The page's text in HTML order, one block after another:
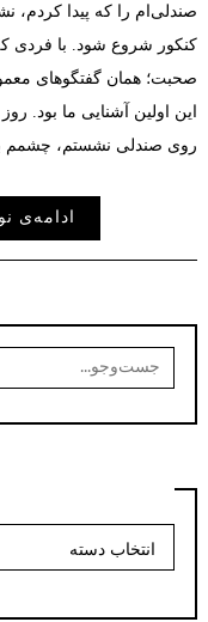
صندلی‌ام را که پیدا کردم،
کنکور شروع شود. با فردی
صحبت؛ همان گفتگوهای
این اولین آشنایی ما بود.
روی صندلی نشستم، چشمم
ادامه‌ی
برای: